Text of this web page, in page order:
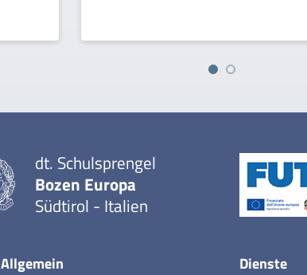
dt. Schulsprengel
Bozen Europa
Südtirol - Italien
Allgemein Dienste